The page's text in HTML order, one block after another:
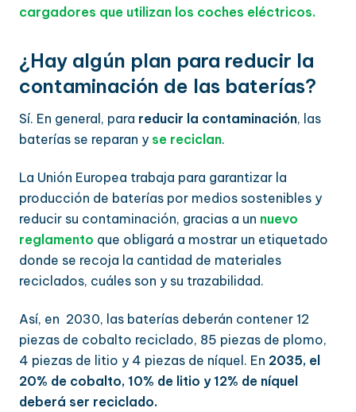
cargadores que utilizan los coches eléctricos.
¿Hay algún plan para reducir la
contaminación de las baterías?
Sí. En general, para reducir la contaminación, las
baterías se reparan y se reciclan.
La Unión Europea trabaja para garantizar la
producción de baterías por medios sostenibles y
reducir su contaminación, gracias a un nuevo
reglamento que obligará a mostrar un etiquetado
donde se recoja la cantidad de materiales
reciclados, cuáles son y su trazabilidad.
Así, en 2030, las baterías deberán contener 12
piezas de cobalto reciclado, 85 piezas de plomo,
4 piezas de litio y 4 piezas de níquel. En 2035, el
20% de cobalto, 10% de litio y 12% de níquel
deberá ser reciclado.